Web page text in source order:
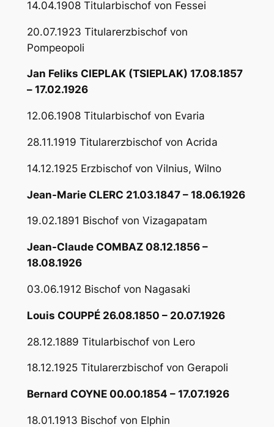
14.04.1908 Titularbischof von Fessei
20.07.1923 Titularerzbischof von
Pompeopoli
Jan Feliks CIEPLAK (TSIEPLAK) 17.08.1857
– 17.02.1926
12.06.1908 Titularbischof von Evaria
28.11.1919 Titularerzbischof von Acrida
14.12.1925 Erzbischof von Vilnius, Wilno
Jean-Marie CLERC 21.03.1847 – 18.06.1926
19.02.1891 Bischof von Vizagapatam
Jean-Claude COMBAZ 08.12.1856 –
18.08.1926
03.06.1912 Bischof von Nagasaki
Louis COUPPÉ 26.08.1850 – 20.07.1926
28.12.1889 Titularbischof von Lero
18.12.1925 Titularerzbischof von Gerapoli
Bernard COYNE 00.00.1854 – 17.07.1926
18.01.1913 Bischof von Elphin